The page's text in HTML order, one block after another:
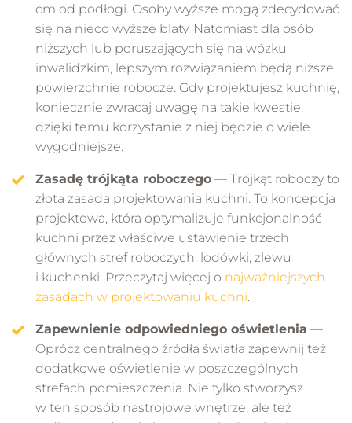
cm od podłogi. Osoby wyższe mogą zdecydować
się na nieco wyższe blaty. Natomiast dla osób
niższych lub poruszających się na wózku
inwalidzkim, lepszym rozwiązaniem będą niższe
powierzchnie robocze. Gdy projektujesz kuchnię,
koniecznie zwracaj uwagę na takie kwestie,
dzięki temu korzystanie z niej będzie o wiele
wygodniejsze.
Zasadę trójkąta roboczego — Trójkąt roboczy to
złota zasada projektowania kuchni. To koncepcja
projektowa, która optymalizuje funkcjonalność
kuchni przez właściwe ustawienie trzech
głównych stref roboczych: lodówki, zlewu
i kuchenki. Przeczytaj więcej o najważniejszych
zasadach w projektowaniu kuchni.
Zapewnienie odpowiedniego oświetlenia —
Oprócz centralnego źródła światła zapewnij też
dodatkowe oświetlenie w poszczególnych
strefach pomieszczenia. Nie tylko stworzysz
w ten sposób nastrojowe wnętrze, ale też